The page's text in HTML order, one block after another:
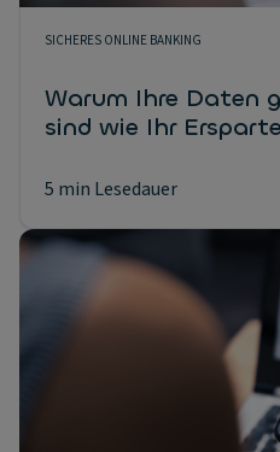
SICHERES ONLINE BANKING
Warum Ihre Daten
sind wie Ihr
5 min Lesedauer